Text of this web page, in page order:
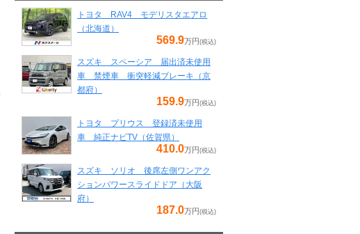
トヨタ RAV4 モデリスタエアロ
（北海道）
569.9万円 (税込)
スズキ スペーシア 届出済未使用
車 禁煙車 衝突軽減ブレーキ（京
都府）
159.9万円 (税込)
トヨタ プリウス 登録済未使用
車 純正ナビTV（佐賀県）
410.0万円 (税込)
スズキ ソリオ 後席左側ワンアク
ションパワースライドドア（大阪
府）
187.0万円 (税込)